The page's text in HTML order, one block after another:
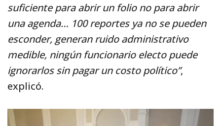
suficiente para abrir un folio no para abrir
una agenda… 100 reportes ya no se pueden
esconder, generan ruido administrativo
medible, ningún funcionario electo puede
ignorarlos sin pagar un costo político”,
explicó.